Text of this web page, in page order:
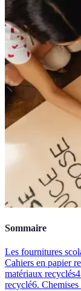
Sommaire
Les fournitures
Cahiers en papier
matériaux recyclés
recyclé6. Chemises